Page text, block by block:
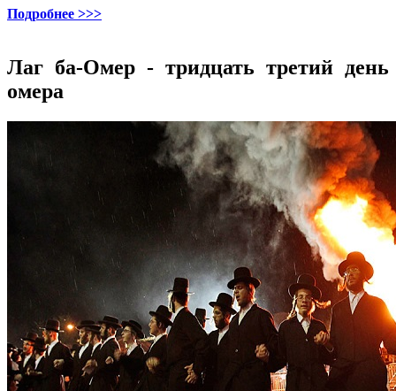
Подробнее >>>
Лаг ба-Омер - тридцать третий день
омера